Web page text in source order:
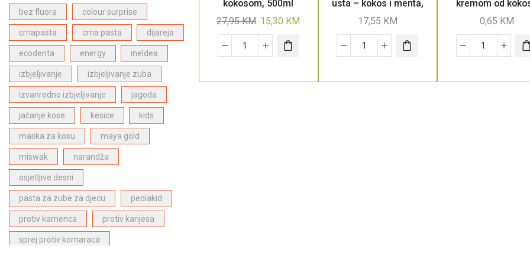
kokosom, 500ml
27,95KM 15,30 KM
usta – kokos i menta,
500 ml
17,55 KM
kremom od
0,65 KM
Bergasol proizvodi za zaštitu od sunca
Proizvodi za njegu lica (1)
ECODENTA proizvodi za dentalnu njegu (28)
Dabur Paste za zube (6)
Proizvodi za njegu kose
(27)
Proizvodi za djecu (1)
Najpopularniji proizvodi (27)
bez fluora colour surprise
crnapasta crna pasta dijareja
ecodenta energy ineldea
izbjeljivanje izbjeljivanje zuba
izvanredno izbjeljivanje jagoda
jačanje kose kesice kids
maska za kosu maya gold
miswak narandža
osjetljive desni
pasta za zube za djecu pediakid
protiv kamenca protiv karijesa
sprej protiv komaraca